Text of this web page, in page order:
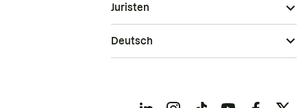
Juristen
Deutsch